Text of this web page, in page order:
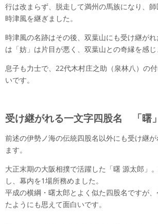
行は改まらず、脱走して満州の馬族になり、
時津風を継ぎました。
時津風の名跡はその後、双葉山にも受け継が
は「妨」は片目が悪く、双葉山との奇縁を感じ
息子も力士で、22代木村庄之助（泉林八）の
いです。
受け継がれる一文字四股名 「曙
前述の伊勢ノ海の伝統四股名以外にも受け継
ます。
大正末期の大阪相撲で活躍した「曙 源太郎」
し、幕内を1場所務めました。
平成の横綱・曙太郎とよく似た四股名ですが
たようにも思えて面白いです。